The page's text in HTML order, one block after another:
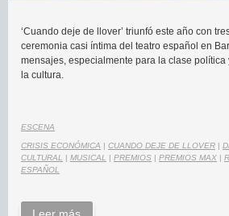
‘Cuando deje de llover’ triunfó este año con
ceremonia casi íntima del teatro español en
mensajes, especialmente para la clase
la cultura.
ESCENA
CRISIS ECONÓMICA | CUANDO DEJE DE LLOVER |
CULTURAL
| MUSICAL | PREMIOS | PREMIOS MAX |
ESPAÑOL